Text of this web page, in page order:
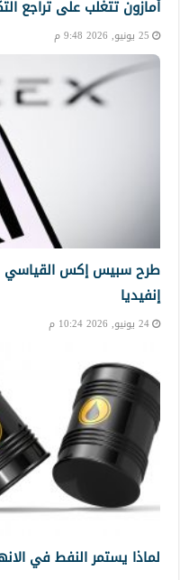
أمازون تتغلب على تراجع
25 يونيو, 2026 9:48 م
طرح سبيس إكس
إنفيديا
24 يونيو, 2026 10:24 م
لماذا يستمر النفط في